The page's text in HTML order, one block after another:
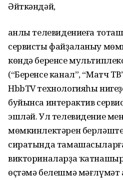
Әйткәндәй,
Һанлы телевидениеға
сервисты файҙаланыу
көндә беренсе
(“Беренсе канал”, “Матч
HbbTV технологияһы
буйынса интерактив
эшләй. Ул телевидение
мөмкинлектәрен
сиратында
викториналарҙа
өҫтәмә белешмә мәғлүмәт